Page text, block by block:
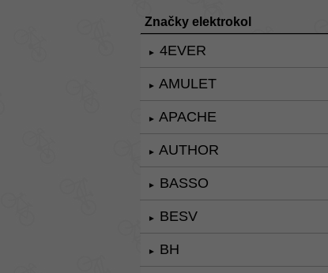
Značky elektrokol
► 4EVER
► AMULET
► APACHE
► AUTHOR
► BASSO
► BESV
► BH